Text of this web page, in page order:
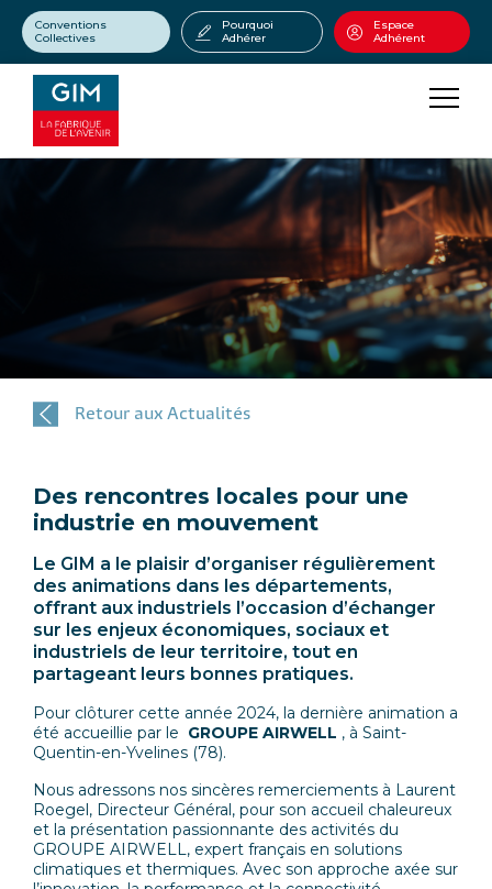
Conventions
Collectives
Pourquoi
Adhérer
Espace
Adhérent
Retour aux Actualités
Des rencontres locales pour une
industrie en mouvement
Le GIM a le plaisir d’organiser régulièrement
des animations dans les départements,
offrant aux industriels l’occasion d’échanger
sur les enjeux économiques, sociaux et
industriels de leur territoire, tout en
partageant leurs bonnes pratiques.
Pour clôturer cette année 2024, la dernière animation a
été accueillie par le GROUPE AIRWELL , à Saint-
Quentin-en-Yvelines (78).
Nous adressons nos sincères remerciements à Laurent
Roegel, Directeur Général, pour son accueil chaleureux
et la présentation passionnante des activités du
GROUPE AIRWELL, expert français en solutions
climatiques et thermiques. Avec son approche axée sur